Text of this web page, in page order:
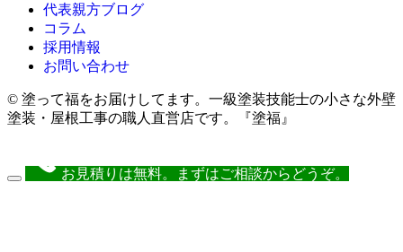
代表親方ブログ
コラム
採用情報
お問い合わせ
© 塗って福をお届けしてます。一級塗装技能士の小さな外壁
塗装・屋根工事の職人直営店です。『塗福』
お見積りは無料。まずはご相談からどうぞ。